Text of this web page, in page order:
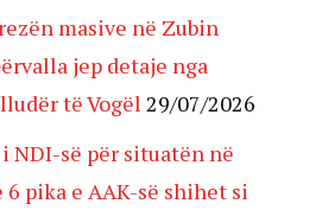
masive në Zubin
jep detaje nga
të Vogël 29/07/2026
NDI-së për situatën në
6 pika e AAK-së shihet si